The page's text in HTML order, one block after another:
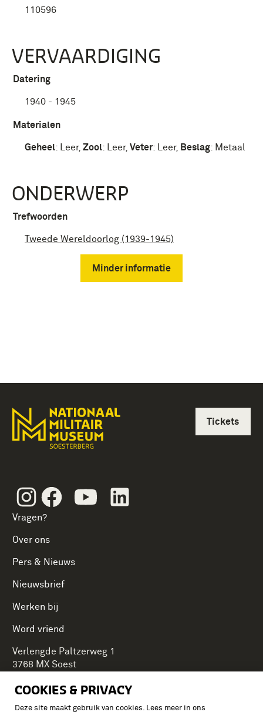
COOKIES & PRIVACY
Deze site maakt gebruik van cookies. Lees meer in ons
110596
VERVAARDIGING
Datering
1940 - 1945
Materialen
Geheel: Leer, Zool: Leer, Veter: Leer, Beslag: Metaal
ONDERWERP
Trefwoorden
Tweede Wereldoorlog (1939-1945)
Minder informatie
InstagramFacebookYoutube
Vragen?
Over ons
Pers & Nieuws
Nieuwsbrief
Werken bij
Word vriend
Tickets
Verlengde Paltzerweg 1
3768 MX Soest